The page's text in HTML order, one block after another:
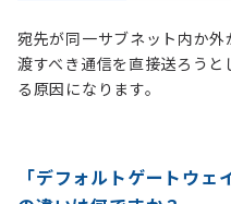
宛先が同一サブネット内か
渡すべき通信を直接送ろう
る原因になります。
「デフォルトゲートウェ